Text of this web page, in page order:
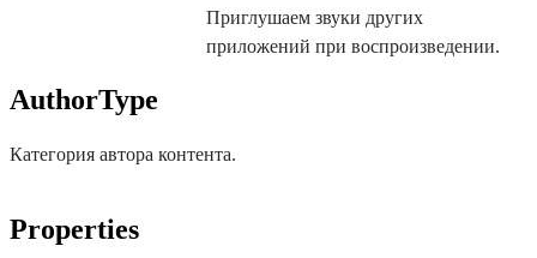
Приглушаем звуки других
приложений при воспроизведении.
AuthorType
Категория автора контента.
Properties